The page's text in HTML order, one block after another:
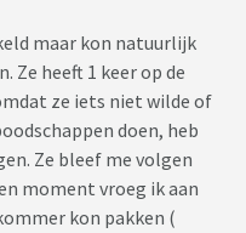
maar kon natuurlijk
Ze heeft 1 keer op de
ze iets niet wilde of
doen, heb
Ze bleef me volgen
moment vroeg ik aan
kon pakken (